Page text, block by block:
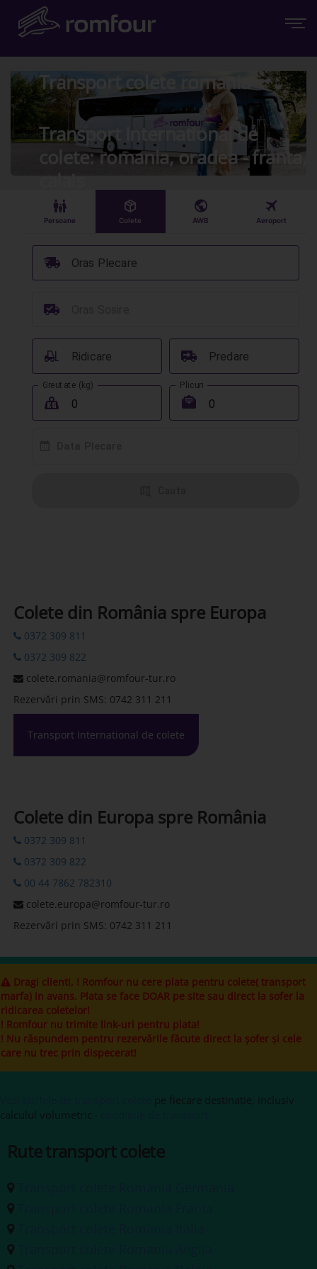
Transport colete romania
Transport International de
colete: romania, oradea - franta,
calais
󱠣
Persoane
󰏗
Colete
󰇧
AWB
󰀝
Aeroport
Oras Plecare
󰞈
󰳔
Ridicare
󰟉 Predare
󰔾
Greutate (kg)
󰖢
Plicuri
󰾱
Colete din România spre Europa
0372 309 811
0372 309 822
colete.romania@romfour-tur.ro
Rezervări prin SMS: 0742 311 211
Transport International de colete
Colete din Europa spre România
0372 309 811
0372 309 822
00 44 7862 782310
colete.europa@romfour-tur.ro
Rezervări prin SMS: 0742 311 211
Dragi clienti, ! Romfour nu cere plata pentru colete( transport
marfa) in avans. Plata se face DOAR pe site sau direct la sofer la
ridicarea coletelor!
! Romfour nu trimite link-uri pentru plata!
! Nu răspundem pentru rezervările făcute direct la șofer și cele
care nu trec prin dispecerat!
pe fiecare destinație, inclusiv
calculul volumetric ·
Rute transport colete